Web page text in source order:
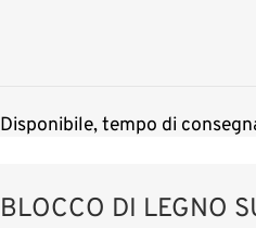
Disponibile, tempo di
BLOCCO DI LEGNO